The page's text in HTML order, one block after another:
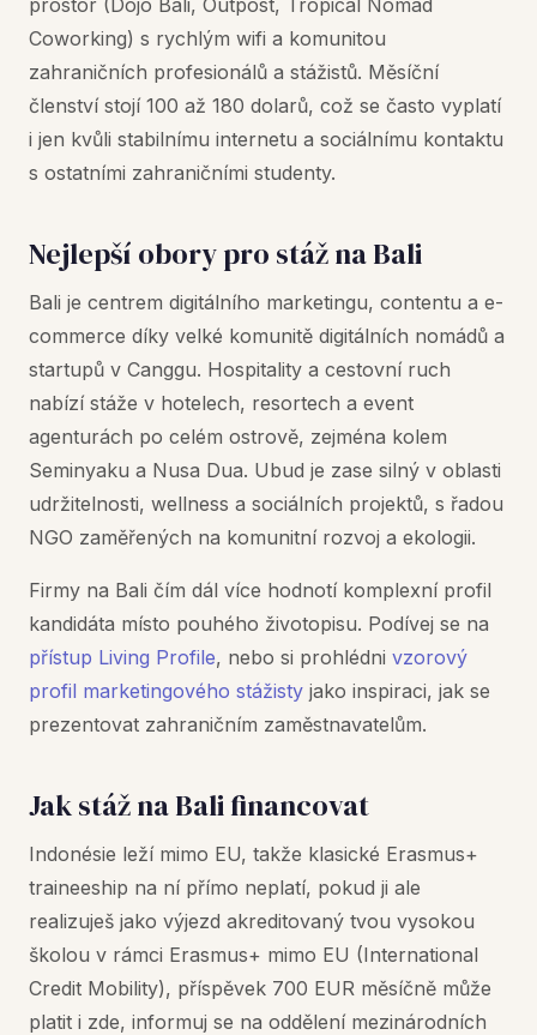
prostor (Dojo Bali, Outpost, Tropical Nomad
Coworking) s rychlým wifi a komunitou
zahraničních profesionálů a stážistů. Měsíční
členství stojí 100 až 180 dolarů, což se často vyplatí
i jen kvůli stabilnímu internetu a sociálnímu kontaktu
s ostatními zahraničními studenty.
Nejlepší obory pro stáž na Bali
Bali je centrem digitálního marketingu, contentu a e-
commerce díky velké komunitě digitálních nomádů a
startupů v Canggu. Hospitality a cestovní ruch
nabízí stáže v hotelech, resortech a event
agenturách po celém ostrově, zejména kolem
Seminyaku a Nusa Dua. Ubud je zase silný v oblasti
udržitelnosti, wellness a sociálních projektů, s řadou
NGO zaměřených na komunitní rozvoj a ekologii.
Firmy na Bali čím dál více hodnotí komplexní profil
kandidáta místo pouhého životopisu. Podívej se na
přístup Living Profile, nebo si prohlédni vzorový
profil marketingového stážisty jako inspiraci, jak se
prezentovat zahraničním zaměstnavatelům.
Jak stáž na Bali financovat
Indonésie leží mimo EU, takže klasické Erasmus+
traineeship na ní přímo neplatí, pokud ji ale
realizuješ jako výjezd akreditovaný tvou vysokou
školou v rámci Erasmus+ mimo EU (International
Credit Mobility), příspěvek 700 EUR měsíčně může
platit i zde, informuj se na oddělení mezinárodních